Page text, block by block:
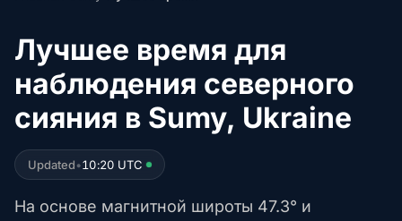
Лучшее время для
наблюдения северного
сияния в Sumy, Ukraine
Updated•10:20 UTC
На основе магнитной широты 47.3° и